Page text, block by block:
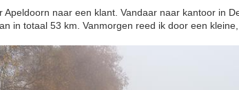
naar een klant. Vandaar naar kantoor in
in totaal 53 km. Vanmorgen reed ik door een